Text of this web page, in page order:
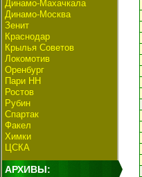
Динамо-Махачкала
Динамо-Москва
Зенит
Краснодар
Крылья Советов
Локомотив
Оренбург
Пари НН
Ростов
Рубин
Спартак
Факел
Химки
ЦСКА
АРХИВЫ: